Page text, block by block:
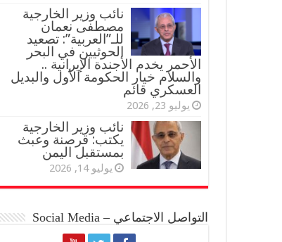
نائب وزير الخارجية
مصطفى نعمان
للـ”العربية”: تصعيد
الحوثيين في البحر
الأحمر يخدم الأجندة الإيرانية ..
والسلام خيار الحكومة الأول والبديل
العسكري قائم
يوليو 23, 2026
نائب وزير الخارجية
يكتب: قرصنة وعبث
بمستقبل اليمن
يوليو 14, 2026
التواصل الاجتماعي – Social Media